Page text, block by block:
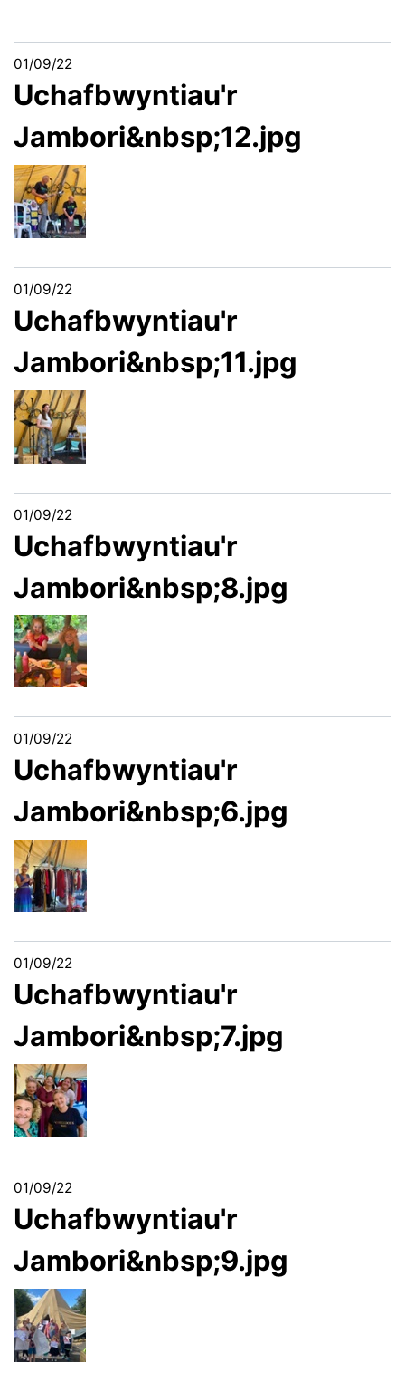
01/09/22
Uchafbwyntiau'r
Jambori&nbsp;12.jpg
01/09/22
Uchafbwyntiau'r
Jambori&nbsp;11.jpg
01/09/22
Uchafbwyntiau'r
Jambori&nbsp;8.jpg
01/09/22
Uchafbwyntiau'r
Jambori&nbsp;6.jpg
01/09/22
Uchafbwyntiau'r
Jambori&nbsp;7.jpg
01/09/22
Uchafbwyntiau'r
Jambori&nbsp;9.jpg